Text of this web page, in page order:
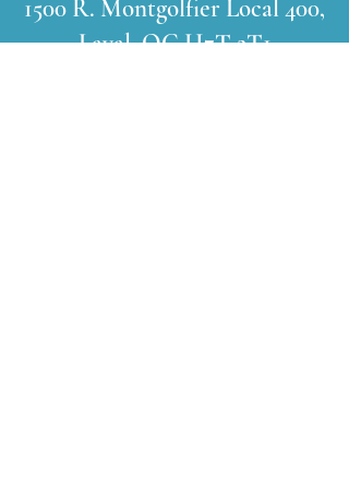
1500 R. Montgolfier Local 400,
Laval, QC H7T 2T1